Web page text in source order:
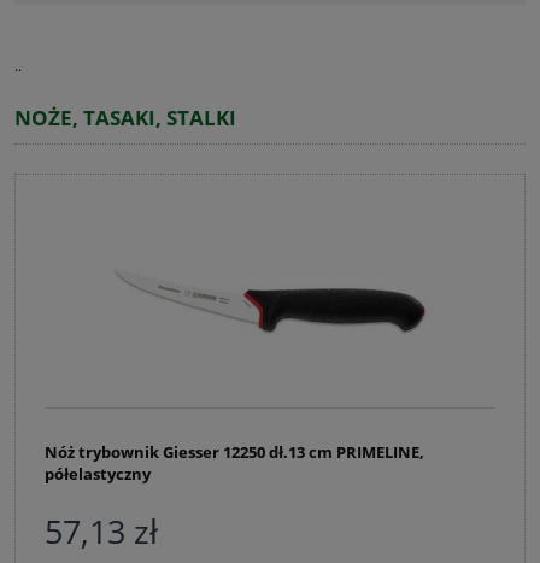
..
NOŻE, TASAKI, STALKI
Nóż trybownik Giesser 12250 dł.13 cm PRIMELINE,
półelastyczny
57,13 zł